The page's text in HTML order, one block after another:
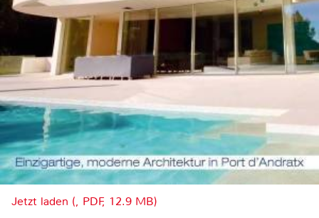
Jetzt laden (, PDF, 12.9 MB)